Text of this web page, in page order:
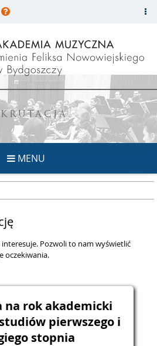
MENU
Pozwoli to nam wyświetlić
oczekiwania.
na rok akademicki
pierwszego i
stopnia